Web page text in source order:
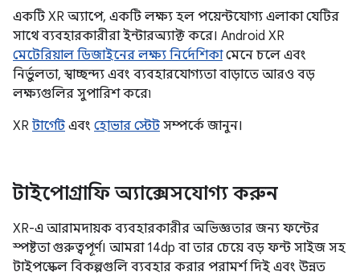
একটি XR অ্যাপে, একটি লক্ষ্য হল পয়েন্টযোগ্য এলাকা যেটির
সাথে ব্যবহারকারীরা ইন্টারঅ্যাক্ট করে। Android XR
মেটেরিয়াল ডিজাইনের লক্ষ্য নির্দেশিকামেনে চলে এবং
নির্ভুলতা, স্বাচ্ছন্দ্য এবং ব্যবহারযোগ্যতা বাড়াতে আরও বড়
লক্ষ্যগুলির সুপারিশ করে৷
XR টার্গেট এবং হোভার স্টেট সম্পর্কে জানুন।
টাইপোগ্রাফি অ্যাক্সেসযোগ্য করুন
XR-এ আরামদায়ক ব্যবহারকারীর অভিজ্ঞতার জন্য ফন্টের
স্পষ্টতা গুরুত্বপূর্ণ। আমরা 14dp বা তার চেয়ে বড় ফন্ট সাইজ সহ
টাইপস্কেল বিকল্পগুলি ব্যবহার করার পরামর্শ দিই এবং উন্নত